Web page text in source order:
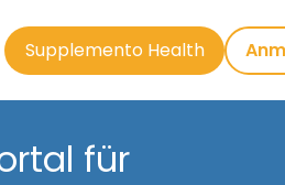
Supplemento Health
für